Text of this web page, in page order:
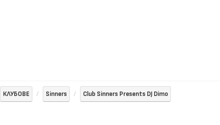
КЛУБОВЕ Sinners Club Sinners Presents DJ Dimo